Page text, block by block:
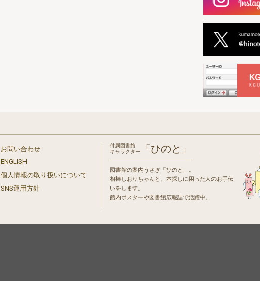
お問い合わせ
ENGLISH
個人情報の取り扱いについて
SNS運用方針
付属図書館
キャラクター
「ひのと」
図書館の案内うさぎ「ひのと」。
相棒しおりちゃんと、本探しに困った人のお手伝
いをします。
館内ポスターや図書館広報誌で活躍中。